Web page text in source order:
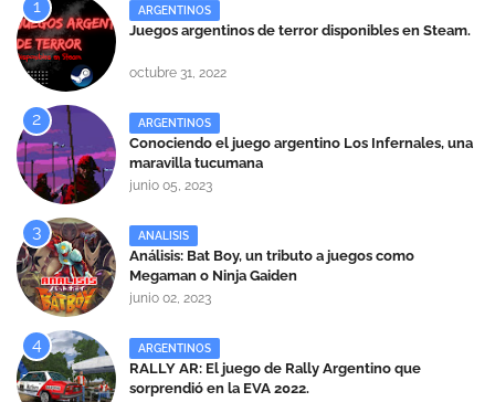
ARGENTINOS
Juegos argentinos de terror disponibles en Steam.
octubre 31, 2022
ARGENTINOS
Conociendo el juego argentino Los Infernales, una
maravilla tucumana
junio 05, 2023
ANALISIS
Análisis: Bat Boy, un tributo a juegos como
Megaman o Ninja Gaiden
junio 02, 2023
ARGENTINOS
RALLY AR: El juego de Rally Argentino que
sorprendió en la EVA 2022.